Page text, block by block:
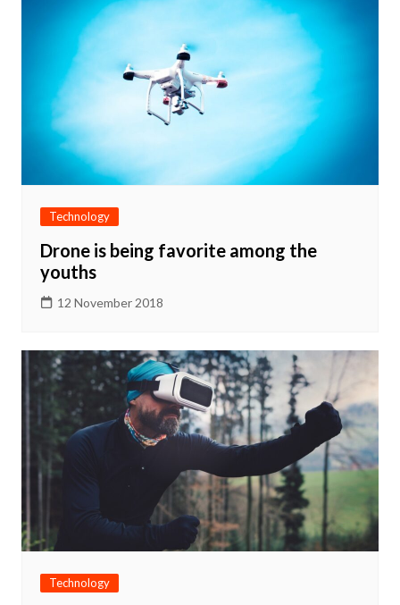
Technology
Drone is being favorite among the
youths
12 November 2018
Technology